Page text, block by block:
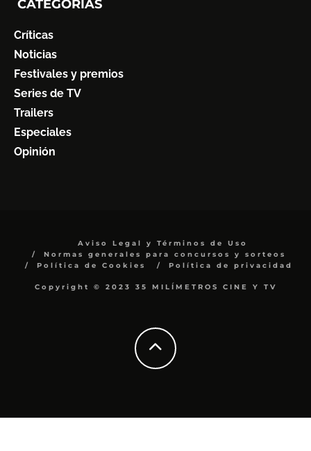
CATEGORÍAS
Críticas
Noticias
Festivales y premios
Series de TV
Trailers
Especiales
Opinión
Aviso Legal y Términos de Uso
Normas generales para concursos y sorteos
Política de Cookies
Política de privacidad
Copyright © 2023 35 MILÍMETROS CINE Y TV